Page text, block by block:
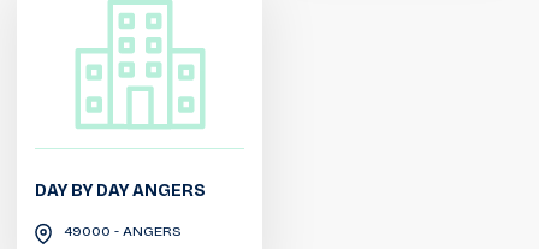
DAY BY DAY ANGERS
49000 - ANGERS